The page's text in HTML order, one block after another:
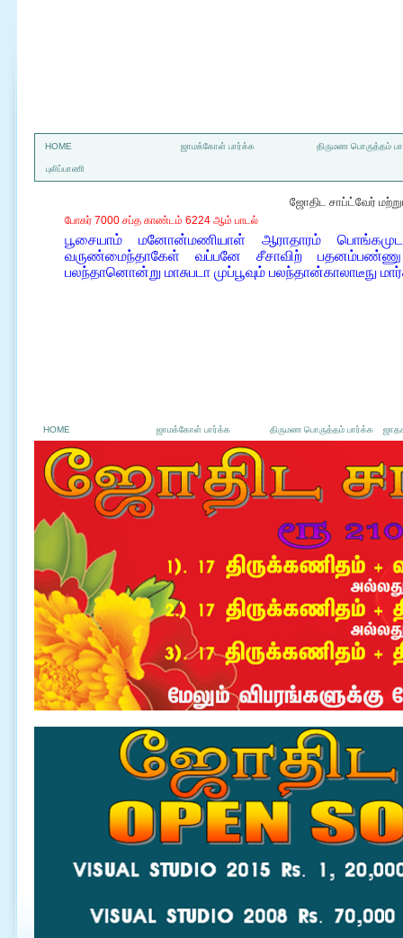
HOME ஜாமக்கோள் பார்க்க திருமண பொருத்தம்
புலிப்பாணி
ஜோதிட சாப்ட்வேர்
போகர் 7000 சப்த காண்டம் 6224 ஆம் பாடல்
பூசையாம் மனோன்மணியாள் ஆராதாரம்
வருண்மைந்தாகேள் வப்பனே சீசாவிற்
பலந்தானொன்று மாசுபடா முப்பூவும் பலந்தான்காலாடீநு
HOME ஜாமக்கோள் பார்க்க திருமண பொருத்தம் பார்க்க